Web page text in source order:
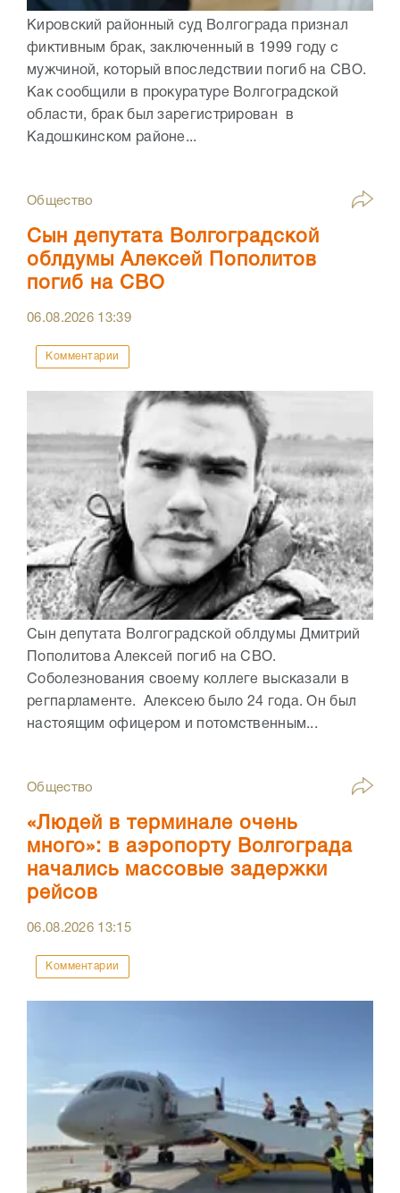
Кировский районный суд Волгограда признал
фиктивным брак, заключенный в 1999 году с
мужчиной, который впоследствии погиб на СВО.
Как сообщили в прокуратуре Волгоградской
области, брак был зарегистрирован в
Кадошкинском районе...
Общество
Сын депутата Волгоградской
облдумы Алексей Пополитов
погиб на СВО
06.08.2026 13:39
Комментарии
Сын депутата Волгоградской облдумы Дмитрий
Пополитова Алексей погиб на СВО.
Соболезнования своему коллеге высказали в
регпарламенте. Алексею было 24 года. Он был
настоящим офицером и потомственным...
Общество
«Людей в терминале очень
много»: в аэропорту Волгограда
начались массовые задержки
рейсов
06.08.2026 13:15
Комментарии